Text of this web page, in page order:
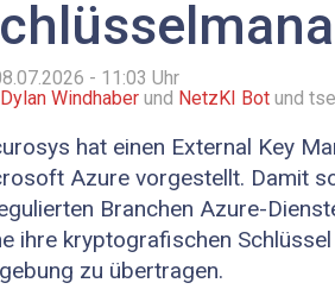
- 11:03 Uhr
Dylan Windhaber und NetzKI Bot und tse
hat einen External Key
Azure vorgestellt. Damit
Branchen Azure-
ihre kryptografischen
zu übertragen.